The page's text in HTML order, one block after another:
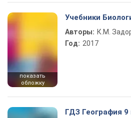
показать
обложку
Учебники
Авторы: К.М.
Год: 2017
ГДЗ География 9